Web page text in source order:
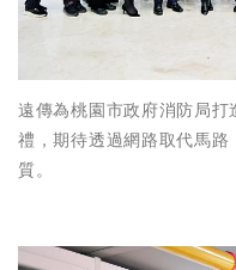
遠傳為桃園市政府消防局
禮，期待透過網路取代馬
質。